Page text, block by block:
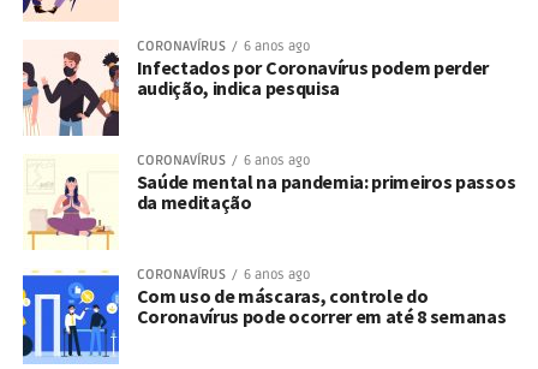
CORONAVÍRUS 6 anos ago
Infectados por Coronavírus podem perder
audição, indica pesquisa
CORONAVÍRUS 6 anos ago
Saúde mental na pandemia: primeiros passos
da meditação
CORONAVÍRUS 6 anos ago
Com uso de máscaras, controle do
Coronavírus pode ocorrer em até 8 semanas